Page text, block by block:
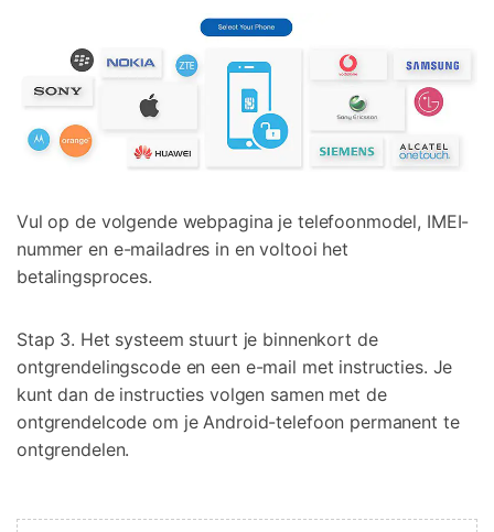
Vul op de volgende webpagina je telefoonmodel, IMEI-
nummer en e-mailadres in en voltooi het
betalingsproces.
Stap 3. Het systeem stuurt je binnenkort de
ontgrendelingscode en een e-mail met instructies. Je
kunt dan de instructies volgen samen met de
ontgrendelcode om je Android-telefoon permanent te
ontgrendelen.